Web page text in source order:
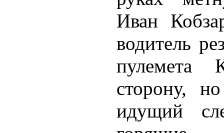
Иван
водитель
пулемета
сторону,
идущий